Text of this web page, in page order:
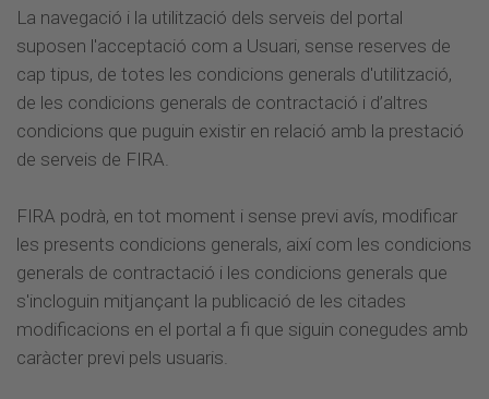
La navegació i la utilització dels serveis del portal
suposen l'acceptació com a Usuari, sense reserves de
cap tipus, de totes les condicions generals d'utilització,
de les condicions generals de contractació i d’altres
condicions que puguin existir en relació amb la prestació
de serveis de FIRA.
FIRA podrà, en tot moment i sense previ avís, modificar
les presents condicions generals, així com les condicions
generals de contractació i les condicions generals que
s'incloguin mitjançant la publicació de les citades
modificacions en el portal a fi que siguin conegudes amb
caràcter previ pels usuaris.